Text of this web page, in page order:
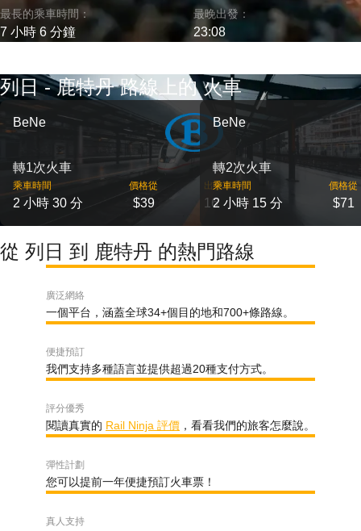
最長的乘車時間：
7 小時 6 分鐘
最晚出發：
23:08
列日 - 鹿特丹 路線上的 火車
BeNe
轉1次火車
乘車時間
2 小時 30 分
價格從
$39
出發
16
BeNe
轉2次火車
乘車時間
2 小時 15 分
價格從
$71
從 列日 到 鹿特丹 的熱門路線
廣泛網絡
一個平台，涵蓋全球34+個目的地和700+條路線。
便捷預訂
我們支持多種語言並提供超過20種支付方式。
評分優秀
閱讀真實的 Rail Ninja 評價 ，看看我們的旅客怎麼說。
彈性計劃
您可以提前一年便捷預訂火車票！
真人支持